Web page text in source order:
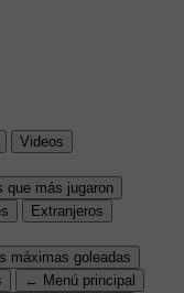
Videos
que más jugaron
Extranjeros
máximas goleadas
← Menú principal